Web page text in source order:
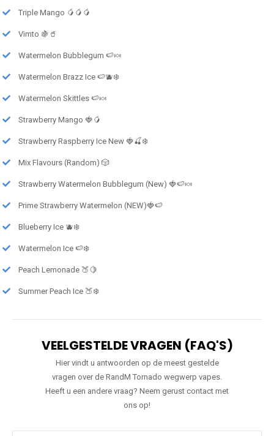
Triple Mango 🥭🥭🥭
Vimto 🍇🥤
Watermelon Bubblegum 🍉🍬
Watermelon Brazz Ice 🍉🫐❄️
Watermelon Skittles 🍉🍬
Strawberry Mango 🍓🥭
Strawberry Raspberry Ice New 🍓🍒❄️
Mix Flavours (Random) 🎲
Strawberry Watermelon Bubblegum (New) 🍓🍉🍬
Prime Strawberry Watermelon (NEW)🍓🍉
Blueberry Ice 🫐❄️
Watermelon Ice 🍉❄️
Peach Lemonade 🍑🍋
Summer Peach Ice 🍑❄️
VEELGESTELDE VRAGEN (FAQ'S)
Hier vindt u antwoorden op de meest gestelde
vragen over de RandM Tornado wegwerp vapes.
Heeft u een andere vraag? Neem gerust contact met
ons op!